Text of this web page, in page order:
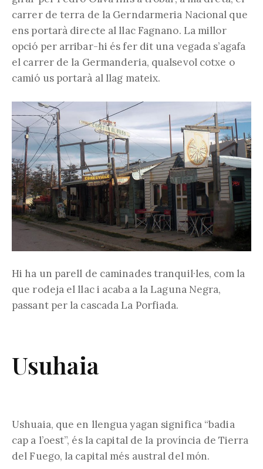
carrer de terra de la Gerndarmeria Nacional que
ens portarà directe al llac Fagnano. La millor
opció per arribar-hi és fer dit una vegada s’agafa
el carrer de la Germanderia, qualsevol cotxe o
camió us portarà al llag mateix.
Hi ha un parell de caminades tranquil·les, com la
que rodeja el llac i acaba a la Laguna Negra,
passant per la cascada La Porfiada.
Usuhaia
Ushuaia, que en llengua yagan significa “badia
cap a l’oest”, és la capital de la província de Tierra
del Fuego, la capital més austral del món.